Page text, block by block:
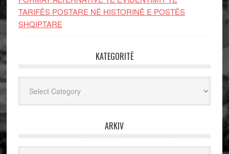
TARIFËS POSTARE NË HISTORINË E POSTËS
SHQIPTARE
KATEGORITË
ARKIV